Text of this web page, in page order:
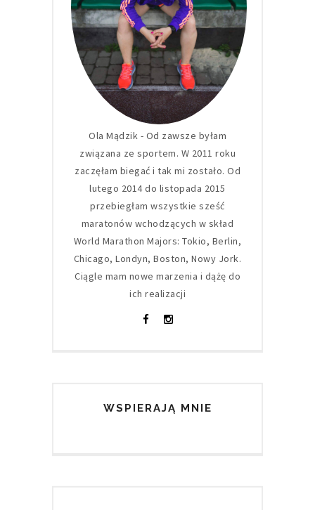
Ola Mądzik - Od zawsze byłam
związana ze sportem. W 2011 roku
zaczęłam biegać i tak mi zostało. Od
lutego 2014 do listopada 2015
przebiegłam wszystkie sześć
maratonów wchodzących w skład
World Marathon Majors: Tokio, Berlin,
Chicago, Londyn, Boston, Nowy Jork.
Ciągle mam nowe marzenia i dążę do
ich realizacji
WSPIERAJĄ MNIE